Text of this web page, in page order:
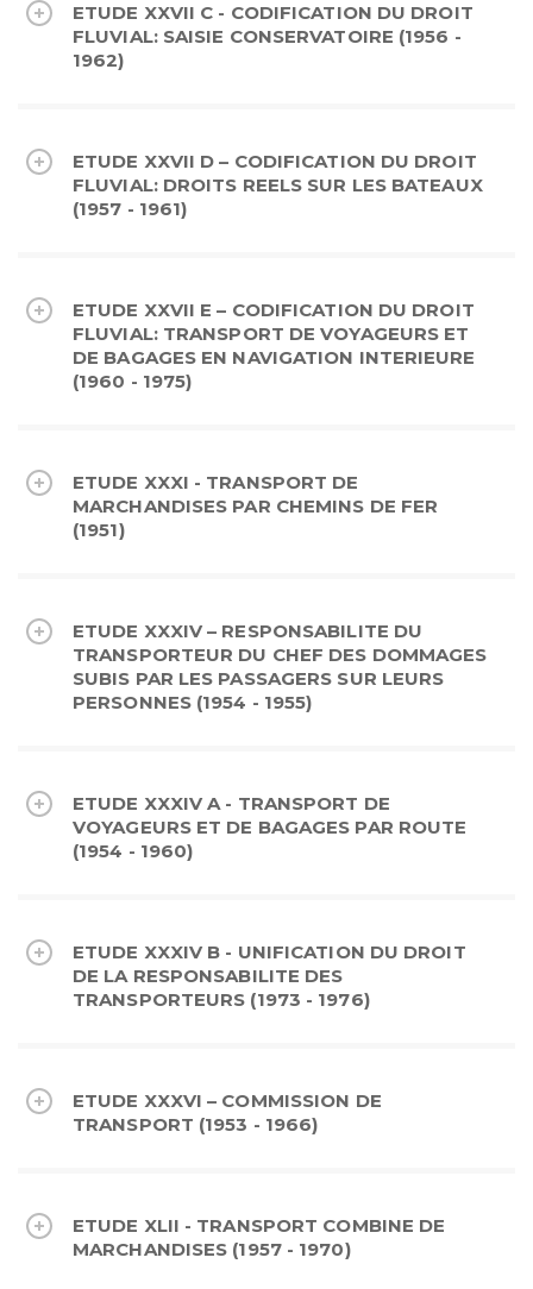
ETUDE XXVII C - CODIFICATION DU DROIT
FLUVIAL: SAISIE CONSERVATOIRE (1956 -
1962)
ETUDE XXVII D – CODIFICATION DU DROIT
FLUVIAL: DROITS REELS SUR LES BATEAUX
(1957 - 1961)
ETUDE XXVII E – CODIFICATION DU DROIT
FLUVIAL: TRANSPORT DE VOYAGEURS ET
DE BAGAGES EN NAVIGATION INTERIEURE
(1960 - 1975)
ETUDE XXXI - TRANSPORT DE
MARCHANDISES PAR CHEMINS DE FER
(1951)
ETUDE XXXIV – RESPONSABILITE DU
TRANSPORTEUR DU CHEF DES DOMMAGES
SUBIS PAR LES PASSAGERS SUR LEURS
PERSONNES (1954 - 1955)
ETUDE XXXIV A - TRANSPORT DE
VOYAGEURS ET DE BAGAGES PAR ROUTE
(1954 - 1960)
ETUDE XXXIV B - UNIFICATION DU DROIT
DE LA RESPONSABILITE DES
TRANSPORTEURS (1973 - 1976)
ETUDE XXXVI – COMMISSION DE
TRANSPORT (1953 - 1966)
ETUDE XLII - TRANSPORT COMBINE DE
MARCHANDISES (1957 - 1970)